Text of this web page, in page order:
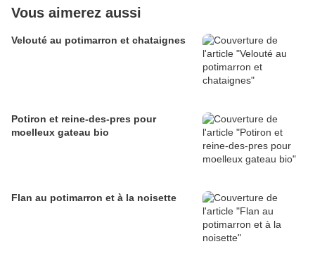
Vous aimerez aussi
Velouté au potimarron et chataignes
Potiron et reine-des-pres pour
moelleux gateau bio
Flan au potimarron et à la noisette